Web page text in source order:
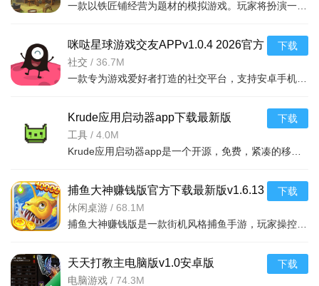
4.修复了一些问题，优化体验。
v2.13.0更新内容：
1.支持直播视频投屏，提升观看体验。
3.视频会议优化,支持实时展示参会人数，参会人入会.离会提
4.修复了一些问题，优化体验。
咪哒星球游戏交友APPv1.0.4 2026官方
中文版
社交 / 36.7M
下载
Krude应用启动器app下载最新版
v2026071903.ed9bd2f安卓版
工具 / 4.0M
下载
捕鱼大神赚钱版官方下载最新版v1.6.13
街机达人版
休闲桌游 / 68.1M
下载
天天打教主电脑版v1.0安卓版
电脑游戏 / 74.3M
下载